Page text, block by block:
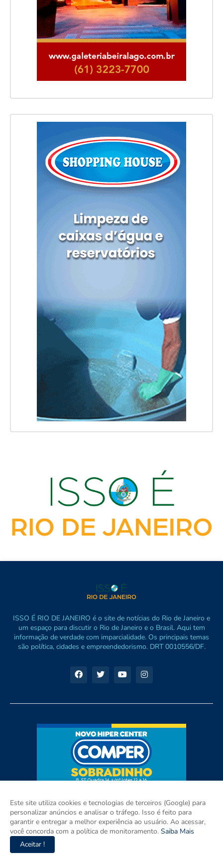
ISSO É RIO DE JANEIRO é o site de notícias do Rio de Janeiro e
um espaço para discutir o Rio de Janeiro e o Brasil. Aqui tem
informação de verdade com imparcialidade. Os principais temas
são política, cidades e empreendedorismo. DRT 0010556/DF.
Este site utiliza cookies e tecnologias de terceiros (Google) para
personalizar anúncios e analisar o tráfego. Isso é feito para
garantir e entregar a melhor experiência ao usuário. Ao acessar,
você concorda com a política de monitoramento. Saiba Mais
Aceitar !